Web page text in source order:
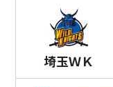
埼玉ＷＫ